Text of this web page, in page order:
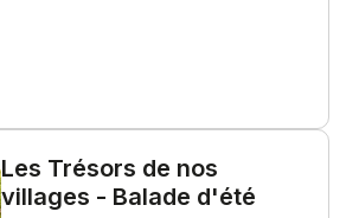
Les Trésors de nos
villages - Balade d'été